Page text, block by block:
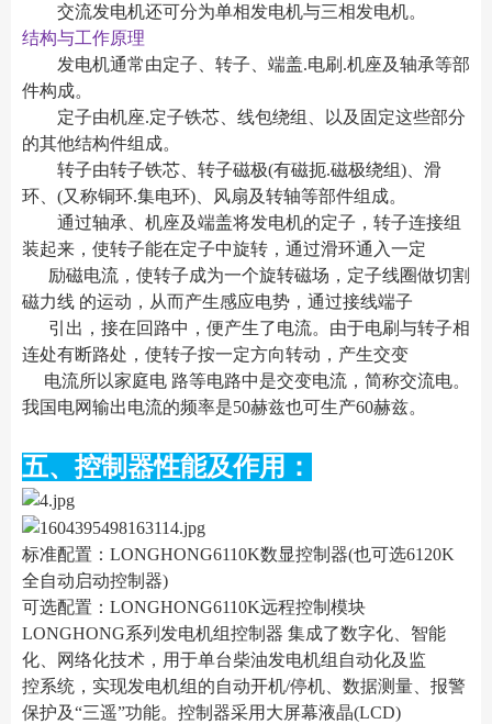
交流发电机还可分为单相发电机与三相发电机。
结构与工作原理
发电机通常由定子、转子、端盖.电刷.机座及轴承等部
件构成。
定子由机座.定子铁芯、线包绕组、以及固定这些部分
的其他结构件组成。
转子由转子铁芯、转子磁极(有磁扼.磁极绕组)、滑
环、(又称铜环.集电环)、风扇及转轴等部件组成。
通过轴承、机座及端盖将发电机的定子，转子连接组
装起来，使转子能在定子中旋转，通过滑环通入一定
励磁电流，使转子成为一个旋转磁场，定子线圈做切割
磁力线 的运动，从而产生感应电势，通过接线端子
引出，接在回路中，便产生了电流。由于电刷与转子相
连处有断路处，使转子按一定方向转动，产生交变
电流所以家庭电 路等电路中是交变电流，简称交流电。
我国电网输出电流的频率是50赫兹也可生产60赫兹。
五、控制器性能及作用：
标准配置：LONGHONG6110K数显控制器(也可选6120K
全自动启动控制器)
可选配置：LONGHONG6110K远程控制模块
LONGHONG系列发电机组控制器 集成了数字化、智能
化、网络化技术，用于单台柴油发电机组自动化及监
控系统，实现发电机组的自动开机/停机、数据测量、报警
保护及“三遥”功能。控制器采用大屏幕液晶(LCD)